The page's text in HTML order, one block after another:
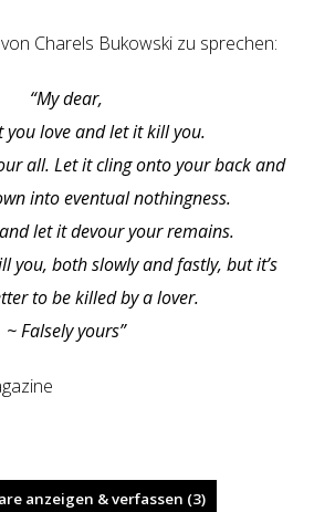
Charels Bukowski zu sprechen:
“My dear,
you love and let it kill you.
all. Let it cling onto your back and
into eventual nothingness.
let it devour your remains.
you, both slowly and fastly, but it’s
to be killed by a lover.
~ Falsely yours”
anzeigen & verfassen (3)